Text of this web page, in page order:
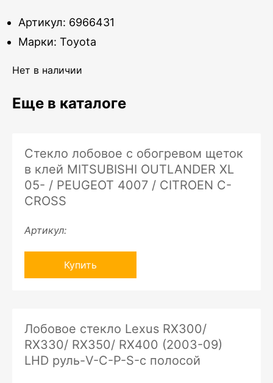
Артикул: 6966431
Марки: Toyota
Нет в наличии
Еще в каталоге
Стекло лобовое с обогревом щеток
в клей MITSUBISHI OUTLANDER XL
05- / PEUGEOT 4007 / CITROEN C-
CROSS
Артикул:
Купить
Лобовое стекло Lexus RX300/
RX330/ RX350/ RX400 (2003-09)
LHD руль-V-C-P-S-с полосой